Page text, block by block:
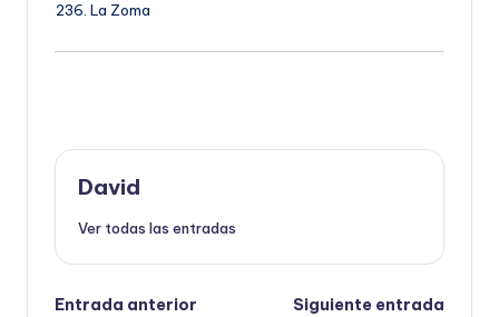
La Zoma
David
Ver todas las entradas
Entrada anterior
Siguiente entrada